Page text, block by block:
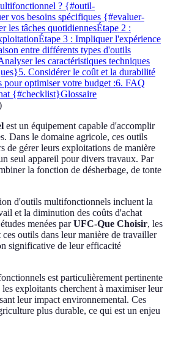
? {#outil-
vos besoins spécifiques {#evaluer-
les tâches quotidiennesÉtape 2 :
Étape 3 : Impliquer l'expérience
entre différents types d'outils
les caractéristiques techniques
5. Considérer le coût et la durabilité
pour optimiser votre budget :6. FAQ
{#checklist}Glossaire
est un équipement capable d'accomplir
Dans le domaine agricole, ces outils
de gérer leurs exploitations de manière
seul appareil pour divers travaux. Par
la fonction de désherbage, de tonte
d'outils multifonctionnels incluent la
et la diminution des coûts d'achat
menées parUFC-Que Choisir, les
outils dans leur manière de travailler
significative de leur efficacité
est particulièrement pertinente
exploitants cherchent à maximiser leur
leur impact environnemental. Ces
plus durable, ce qui est un enjeu